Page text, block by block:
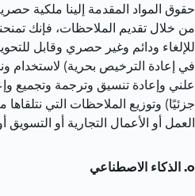
من خلال تقديم الملاحظات، فإنك
للإلغاء ودائم وغير حصري وقابل
في إعادة الترخيص بحرية) لاستخدام
علني وإعادة تنسيق وترجمة وتجميع
جزئيًا) وتوزيع الملاحظات التي
العمل أو الأعمال التجارية أو التسويق
الذكاء الاصطناعي